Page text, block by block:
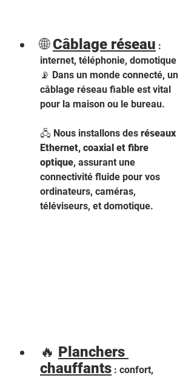
🌐 Câblage réseau :
internet, téléphonie, domotique
📡 Dans un monde connecté, un
câblage réseau fiable est vital
pour la maison ou le bureau.
🖧 Nous installons des réseaux
Ethernet, coaxial et fibre
optique, assurant une
connectivité fluide pour vos
ordinateurs, caméras,
téléviseurs, et domotique.
🔥 Planchers
chauffants : confort,